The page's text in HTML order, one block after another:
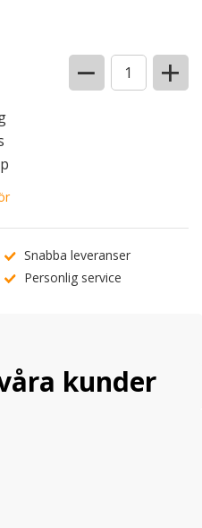
− +
Snabba leveranser
Personlig service
kunder